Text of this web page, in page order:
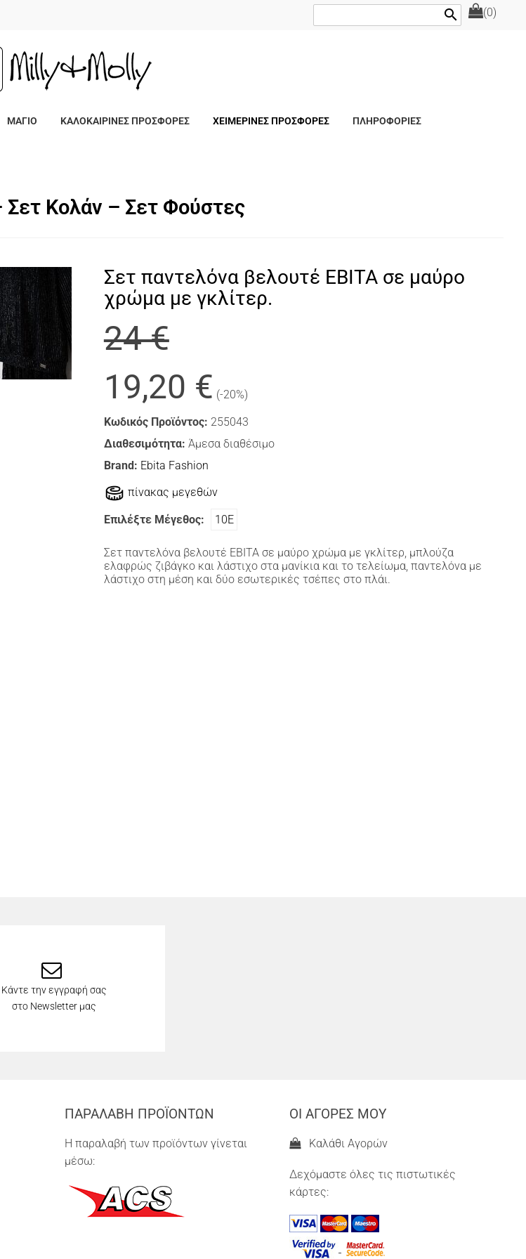
(0)
search
ΜΑΓΙΟ ΚΑΛΟΚΑΙΡΙΝΕΣ ΠΡΟΣΦΟΡΕΣ ΧΕΙΜΕΡΙΝΕΣ ΠΡΟΣΦΟΡΕΣ ΠΛΗΡΟΦΟΡΙΕΣ
Κολάν – Σετ Φούστες
Σετ παντελόνα βελουτέ ΕΒΙΤΑ σε μαύρο
χρώμα με γκλίτερ.
24 €
19,20 € (-20%)
Κωδικός Προϊόντος: 255043
Διαθεσιμότητα: Άμεσα διαθέσιμο
Brand: Ebita Fashion
πίνακας μεγεθών
Επιλέξτε Μέγεθος: 10Ε
Σετ παντελόνα βελουτέ ΕΒΙΤΑ σε μαύρο χρώμα με γκλίτερ, μπλούζα
ελαφρώς ζιβάγκο και λάστιχο στα μανίκια και το τελείωμα, παντελόνα με
λάστιχο στη μέση και δύο εσωτερικές τσέπες στο πλάι.
Κάντε την εγγραφή σας
στο Newsletter μας
ΠΑΡΑΛΑΒΗ ΠΡΟΪΟΝΤΩΝ
Η παραλαβή των προϊόντων γίνεται
μέσω:
ΟΙ ΑΓΟΡΕΣ ΜΟΥ
Καλάθι Αγορών
Δεχόμαστε όλες τις πιστωτικές
κάρτες: